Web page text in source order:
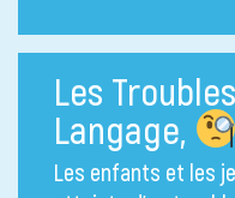
Les
Langage,
Les enfants et les